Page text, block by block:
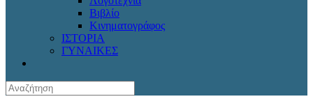
Βιβλίο
Κινηματογράφος
ΙΣΤΟΡΙΑ
ΓΥΝΑΙΚΕΣ